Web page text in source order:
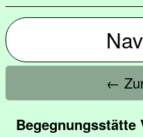
←
Begegnungsstätte